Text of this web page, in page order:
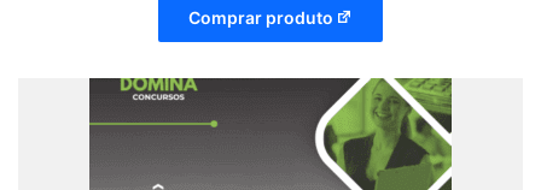
Comprar produto